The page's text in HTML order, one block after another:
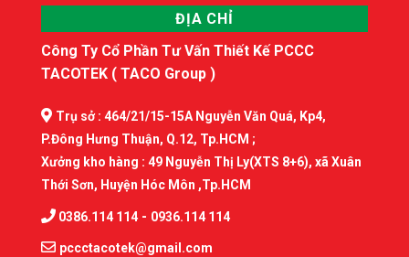
ĐỊA CHỈ
Công Ty Cổ Phần Tư Vấn Thiết Kế PCCC
TACOTEK ( TACO Group )
Trụ sở : 464/21/15-15A Nguyễn Văn Quá, Kp4,
P.Đông Hưng Thuận, Q.12, Tp.HCM ;
Xưởng kho hàng : 49 Nguyễn Thị Ly(XTS 8+6), xã Xuân
Thới Sơn, Huyện Hóc Môn ,Tp.HCM
0386.114 114 - 0936.114 114
pccctacotek@gmail.com